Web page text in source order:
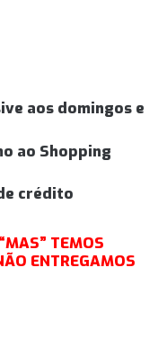
aos domingos e
ao Shopping
crédito
TEMOS
ENTREGAMOS